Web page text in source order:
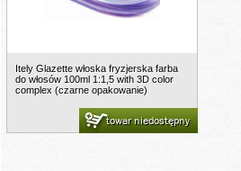
Itely Glazette włoska fryzjerska farba
do włosów 100ml 1:1,5 with 3D color
complex (czarne opakowanie)
towar niedostępny